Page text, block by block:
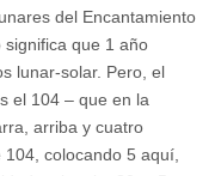
del Encantamiento
significa que 1 año
lunar-solar. Pero, el
el 104 – que en la
arriba y cuatro
colocando 5 aquí,